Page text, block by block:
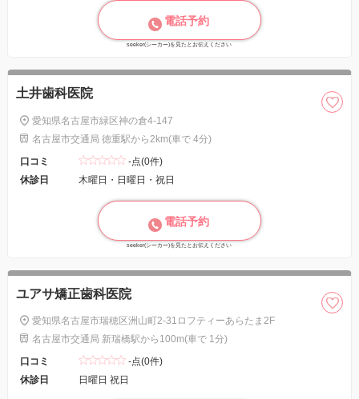
電話予約
seeker(シーカー)を見たとお伝えください
土井歯科医院
愛知県名古屋市緑区神の倉4-147
名古屋市交通局 徳重駅から2km(車で 4分)
口コミ
-点(0件)
休診日
木曜日・日曜日・祝日
電話予約
seeker(シーカー)を見たとお伝えください
ユアサ矯正歯科医院
愛知県名古屋市瑞穂区洲山町2-31ロフティーあらたま2F
名古屋市交通局 新瑞橋駅から100m(車で 1分)
口コミ
-点(0件)
休診日
日曜日 祝日